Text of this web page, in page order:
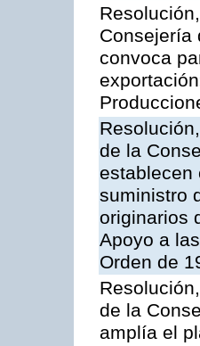
Consejería
convoca
de la
establecen
suministro
originarios
Apoyo a
Orden de
de la
amplía el